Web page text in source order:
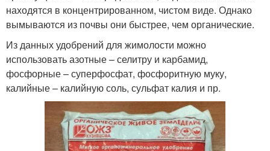
находятся в концентрированном, чистом виде. Однако
вымываются из почвы они быстрее, чем органические.
Из данных удобрений для жимолости можно
использовать азотные – селитру и карбамид,
фосфорные – суперфосфат, фосфоритную муку,
калийные – калийную соль, сульфат калия и пр.